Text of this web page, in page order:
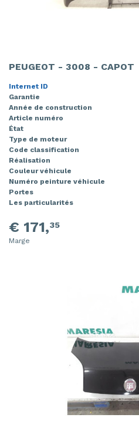
PEUGEOT - 3008 - CAPOT
Internet ID
Garantie
Année de construction
Article numéro
État
Type de moteur
Code classification
Réalisation
Couleur véhicule
Numéro peinture véhicule
Portes
Les particularités
€ 171,35
Marge